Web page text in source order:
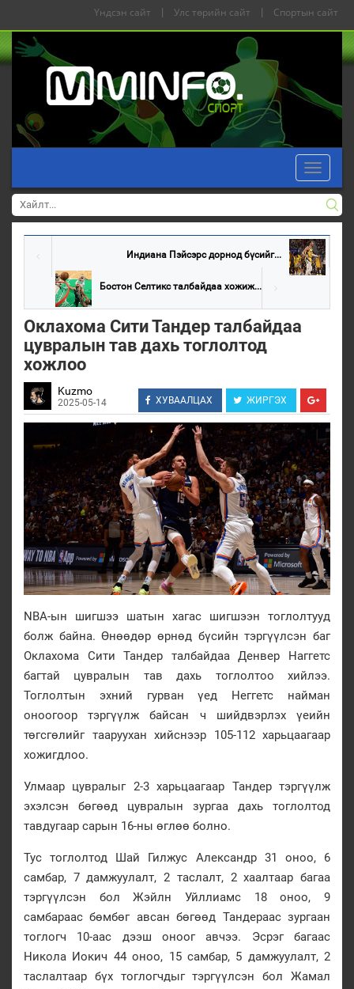
Үндсэн сайт | Улс төрийн сайт | Спортын сайт
Toggle
Индиана Пэйсэрс дорнод бүсийг...
Бостон Селтикс талбайдаа хожиж...
Оклахома Сити Тандер талбайдаа
цувралын тав дахь тоглолтод
хожлоо
Kuzmo
2025-05-14 ХУВААЛЦАХ ЖИРГЭХ
NBA-ын шигшээ шатын хагас шигшээн тоглолтууд
болж байна. Өнөөдөр өрнөд бүсийн тэргүүлсэн баг
Оклахома Сити Тандер талбайдаа Денвер Наггетс
багтай цувралын тав дахь тоглолтоо хийлээ.
Тоглолтын эхний гурван үед Неггетс найман
оноогоор тэргүүлж байсан ч шийдвэрлэх үеийн
төгсгөлийг тааруухан хийснээр 105-112 харьцаагаар
хожигдлоо.
Улмаар цувралыг 2-3 харьцаагаар Тандер тэргүүлж
эхэлсэн бөгөөд цувралын зургаа дахь тоглолтод
тавдугаар сарын 16-ны өглөө болно.
Тус тоглолтод Шай Гилжус Александр 31 оноо, 6
самбар, 7 дамжуулалт, 2 таслалт, 2 хаалтаар багаа
тэргүүлсэн бол Жэйлн Уйллиамс 18 оноо, 9
самбараас бөмбөг авсан бөгөөд Тандераас зургаан
тоглогч 10-аас дээш оноог авчээ. Эсрэг багаас
Никола Иокич 44 оноо, 15 самбар, 5 дамжуулалт, 2
таслалтаар бүх тоглогчдыг тэргүүлсэн бол Жамал